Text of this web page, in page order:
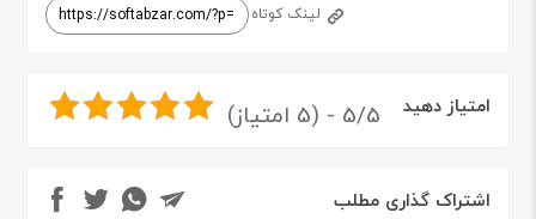
لینک کوتاه
امتیاز دهید 5/5 - (5 امتیاز)
اشتراک گذاری مطلب